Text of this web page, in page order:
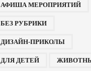
АФИША МЕРОПРИЯТИЙ
БЕЗ РУБРИКИ
ДИЗАЙН-ПРИКОЛЫ
ДЛЯ ДЕТЕЙ